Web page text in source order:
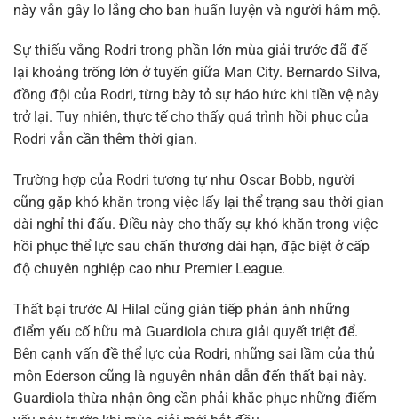
này vẫn gây lo lắng cho ban huấn luyện và người hâm mộ.
Sự thiếu vắng Rodri trong phần lớn mùa giải trước đã để
lại khoảng trống lớn ở tuyến giữa Man City. Bernardo Silva,
đồng đội của Rodri, từng bày tỏ sự háo hức khi tiền vệ này
trở lại. Tuy nhiên, thực tế cho thấy quá trình hồi phục của
Rodri vẫn cần thêm thời gian.
Trường hợp của Rodri tương tự như Oscar Bobb, người
cũng gặp khó khăn trong việc lấy lại thể trạng sau thời gian
dài nghỉ thi đấu. Điều này cho thấy sự khó khăn trong việc
hồi phục thể lực sau chấn thương dài hạn, đặc biệt ở cấp
độ chuyên nghiệp cao như Premier League.
Thất bại trước Al Hilal cũng gián tiếp phản ánh những
điểm yếu cố hữu mà Guardiola chưa giải quyết triệt để.
Bên cạnh vấn đề thể lực của Rodri, những sai lầm của thủ
môn Ederson cũng là nguyên nhân dẫn đến thất bại này.
Guardiola thừa nhận ông cần phải khắc phục những điểm